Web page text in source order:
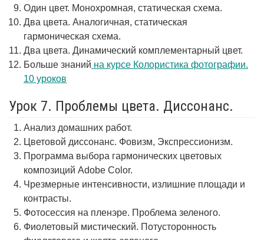
Один цвет. Монохромная, статическая схема.
Два цвета. Аналогичная, статическая
гармоническая схема.
Два цвета. Динамический комплементарный цвет.
Больше знаний на курсе Колористика фотографии.
10 уроков
Урок 7. Проблемы цвета. Диссонанс.
Анализ домашних работ.
Цветовой диссонанс. Фовизм, Экспрессионизм.
Программа выбора гармонических цветовых
композиций Adobe Color.
Чрезмерные интенсивности, излишние площади и
контрасты.
Фотосессия на пленэре. Проблема зеленого.
Фиолетовый мистический. Потусторонность